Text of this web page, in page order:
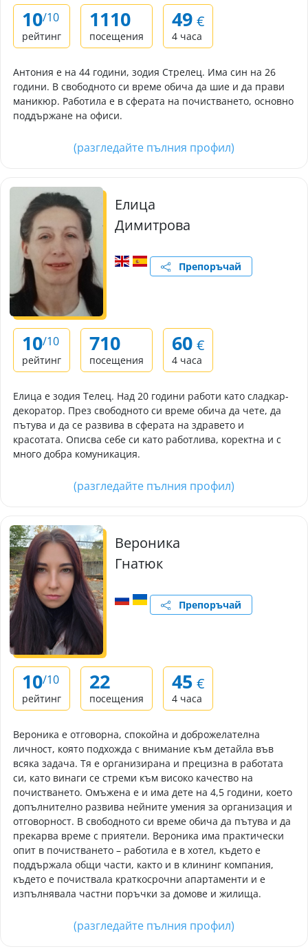
10/10
рейтинг
1110
посещения
49 €
4 часа
Антония е на 44 години, зодия Стрелец. Има син на 26
години. В свободното си време обича да шие и да прави
маникюр. Работила е в сферата на почистването, основно
поддържане на офиси.
(разгледайте пълния профил)
Елица
Димитрова
Препоръчай
10/10
рейтинг
710
посещения
60 €
4 часа
Елица е зодия Телец. Над 20 години работи като сладкар-
декоратор. През свободното си време обича да чете, да
пътува и да се развива в сферата на здравето и
красотата. Описва себе си като работлива, коректна и с
много добра комуникация.
(разгледайте пълния профил)
Вероника
Гнатюк
Препоръчай
10/10
рейтинг
22
посещения
45 €
4 часа
Вероника е отговорна, спокойна и доброжелателна
личност, която подхожда с внимание към детайла във
всяка задача. Тя е организирана и прецизна в работата
си, като винаги се стреми към високо качество на
почистването. Омъжена е и има дете на 4,5 години, което
допълнително развива нейните умения за организация и
отговорност. В свободното си време обича да пътува и да
прекарва време с приятели. Вероника има практически
опит в почистването – работила е в хотел, където е
поддържала общи части, както и в клининг компания,
където е почиствала краткосрочни апартаменти и е
изпълнявала частни поръчки за домове и жилища.
(разгледайте пълния профил)